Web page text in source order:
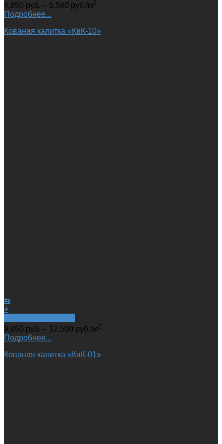
4,850 руб. – 5,580 руб./м2
Подробнее...
Кованая калитка «КвК-10»
⇆
+
9,950 руб. – 12,500 руб./м2
Подробнее...
Кованая калитка «КвК-01»